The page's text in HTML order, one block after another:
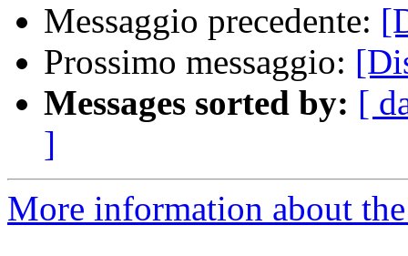
Messaggio precedente:
Prossimo messaggio:
Messages sorted by: [
]
More information about